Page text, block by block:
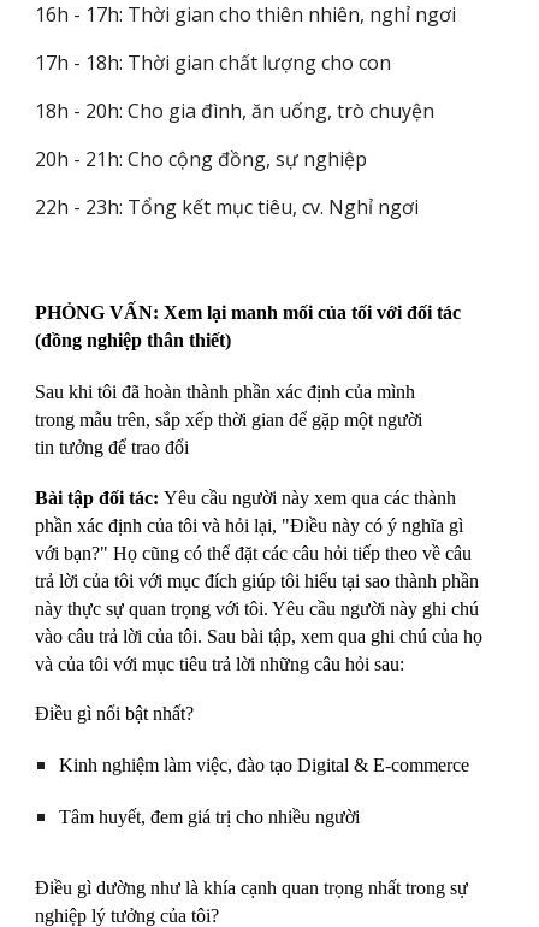
16h - 17h: Thời gian cho thiên nhiên, nghỉ ngơi
17h - 18h: Thời gian chất lượng cho con
18h - 20h: Cho gia đình, ăn uống, trò chuyện
20h - 21h: Cho cộng đồng, sự nghiệp
22h - 23h: Tổng kết mục tiêu, cv. Nghỉ ngơi
PHỎNG VẤN: Xem lại manh mối của tối với đối tác
(đồng nghiệp thân thiết)
Sau khi tôi đã hoàn thành phần xác định của mình
trong mẫu trên, sắp xếp thời gian để gặp một người
tin tưởng để trao đổi
Bài tập đối tác:Yêu cầu người này xem qua các thành
phần xác định của tôi và hỏi lại, "Điều này có ý nghĩa gì
với bạn?" Họ cũng có thể đặt các câu hỏi tiếp theo về câu
trả lời của tôi với mục đích giúp tôi hiểu tại sao thành phần
này thực sự quan trọng với tôi. Yêu cầu người này ghi chú
vào câu trả lời của tôi. Sau bài tập, xem qua ghi chú của họ
và của tôi với mục tiêu trả lời những câu hỏi sau:
Điều gì nổi bật nhất?
Kinh nghiệm làm việc, đào tạoDigital & E-commerce
Tâm huyết, đem giá trị cho nhiều người
Điều gì dường như là khía cạnh quan trọng nhất trong sự
nghiệp lý tưởng của tôi?